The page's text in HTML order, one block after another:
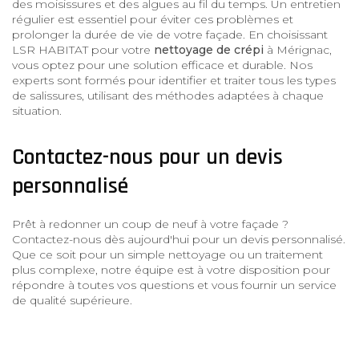
des moisissures et des algues au fil du temps. Un entretien
régulier est essentiel pour éviter ces problèmes et
prolonger la durée de vie de votre façade. En choisissant
LSR HABITAT pour votre nettoyage de crépi à Mérignac,
vous optez pour une solution efficace et durable. Nos
experts sont formés pour identifier et traiter tous les types
de salissures, utilisant des méthodes adaptées à chaque
situation.
Contactez-nous pour un devis
personnalisé
Prêt à redonner un coup de neuf à votre façade ?
Contactez-nous dès aujourd'hui pour un devis personnalisé.
Que ce soit pour un simple nettoyage ou un traitement
plus complexe, notre équipe est à votre disposition pour
répondre à toutes vos questions et vous fournir un service
de qualité supérieure.